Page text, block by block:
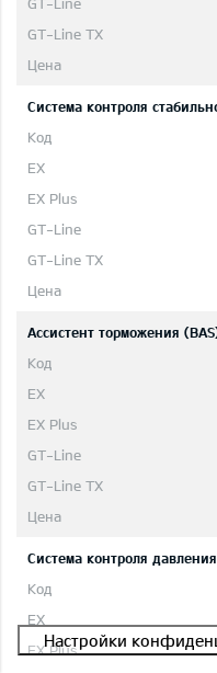
Система контроля
Ассистент торможения
Система контроля